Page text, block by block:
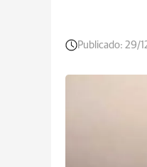
Publicado: 29/